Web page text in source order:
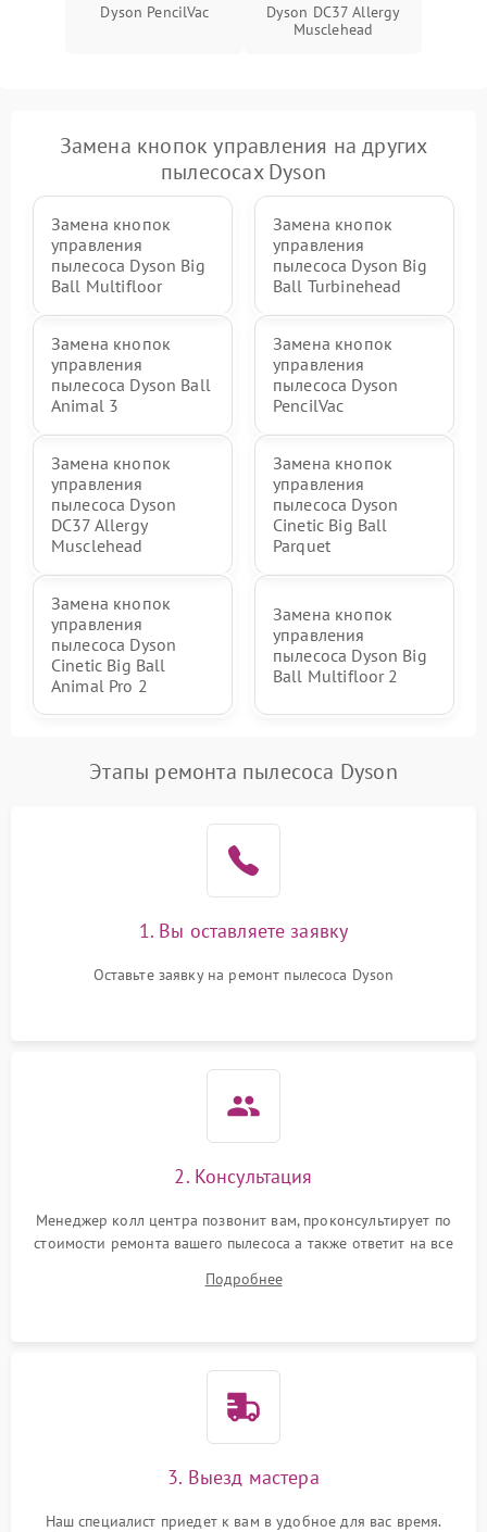
Dyson PencilVac
Dyson DC37 Allergy
Musclehead
Замена кнопок управления на других
пылесосах Dyson
Замена кнопок
управления
пылесоса Dyson Big
Ball Multifloor
Замена кнопок
управления
пылесоса Dyson Big
Ball Turbinehead
Замена кнопок
управления
пылесоса Dyson Ball
Animal 3
Замена кнопок
управления
пылесоса Dyson
PencilVac
Замена кнопок
управления
пылесоса Dyson
DC37 Allergy
Musclehead
Замена кнопок
управления
пылесоса Dyson
Cinetic Big Ball
Parquet
Замена кнопок
управления
пылесоса Dyson
Cinetic Big Ball
Animal Pro 2
Замена кнопок
управления
пылесоса Dyson Big
Ball Multifloor 2
Этапы ремонта пылесоса Dyson
1. Вы оставляете заявку
Оставьте заявку на ремонт пылесоса Dyson
2. Консультация
Менеджер колл центра позвонит вам, проконсультирует по
стоимости ремонта вашего пылесоса а также ответит на все
Подробнее
3. Выезд мастера
Наш специалист приедет к вам в удобное для вас время.